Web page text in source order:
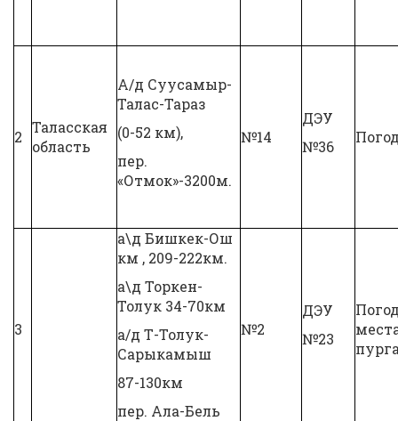
2
Таласская
область
А/д Суусамыр-
Талас-Тараз
(0-52 км),
пер.
«Отмок»-3200м.
№14
ДЭУ
№36
3
а\д Бишкек-Ош
км , 209-222км.
а\д Торкен-
Толук 34-70км
а/д Т-Толук-
Сарыкамыш
87-130км
пер. Ала-Бель
№2
ДЭУ
№23